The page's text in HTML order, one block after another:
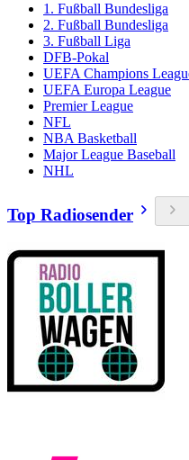
1. Fußball Bundesliga
2. Fußball Bundesliga
3. Fußball Liga
DFB-Pokal
UEFA Champions
UEFA Europa League
Premier League
NFL
NBA Basketball
Major League Baseball
NHL
Top Radiosender